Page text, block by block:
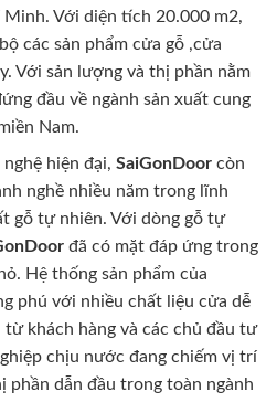
Minh. Với diện tích 20.000 m2,
các sản phẩm cửa gỗ ,cửa
Với sản lượng và thị phần nằm
đầu về ngành sản xuất cung
Nam.
hiện đại, SaiGonDoor còn
nghề nhiều năm trong lĩnh
gỗ tự nhiên. Với dòng gỗ tự
đã có mặt đáp ứng trong
Hệ thống sản phẩm của
phú với nhiều chất liệu cửa dễ
từ khách hàng và các chủ đầu tư
chịu nước đang chiếm vị trí
phần dẫn đầu trong toàn ngành